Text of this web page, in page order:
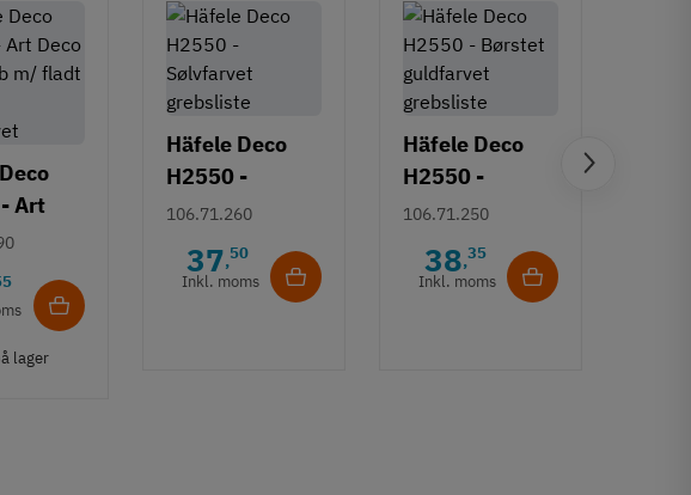
Art
design
lager
Häfele Deco
H2550 -
Sølvfarvet
grebsliste
106.71.260
37,50
Inkl. moms
Häfele Deco
H2550 -
Børstet
guldfarvet
grebsliste
106.71.250
38,35
Inkl. moms